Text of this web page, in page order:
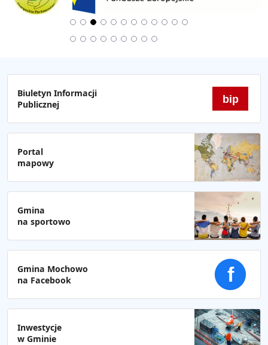
Biuletyn Informacji
Publicznej
bip
Portal
mapowy
Gmina
na sportowo
Gmina Mochowo
na Facebook
f
Inwestycje
w Gminie